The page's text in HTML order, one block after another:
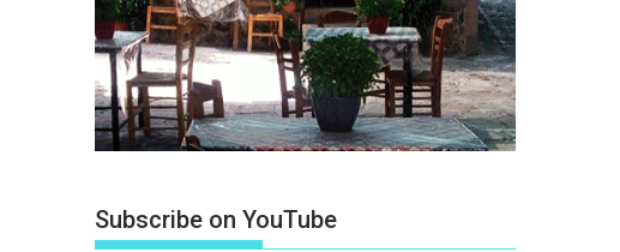
Subscribe on YouTube